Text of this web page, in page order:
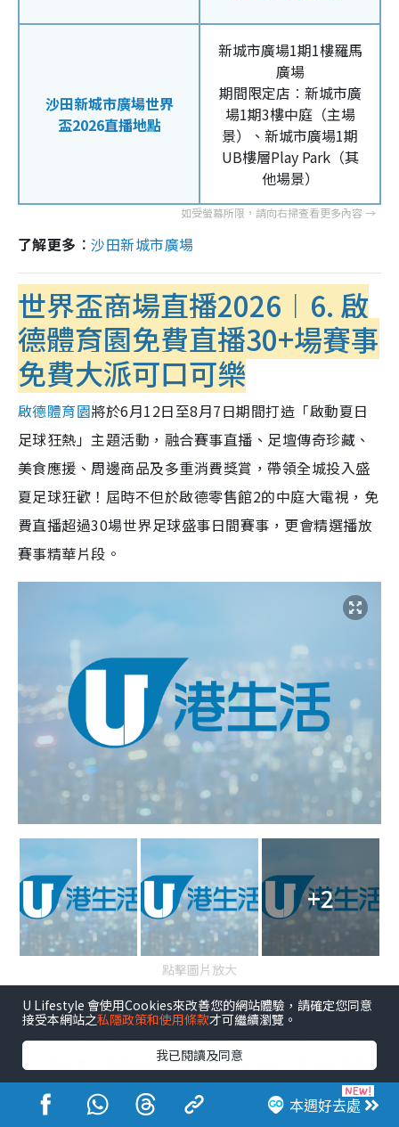
沙田新城市廣場世界
盃2026直播地點
新城市廣場1期1樓羅馬
廣場
期間限定店︰新城市廣
場1期3樓中庭（主場
景）、新城市廣場1期
UB樓層Play Park（其
他場景）
了解更多︰沙田新城市廣場
世界盃商場直播2026︱6. 啟
德體育園免費直播30+場賽事
免費大派可口可樂
啟德體育園將於6月12日至8月7日期間打造「啟動夏日
足球狂熱」主題活動，融合賽事直播、足壇傳奇珍藏、
美食應援、周邊商品及多重消費獎賞，帶領全城投入盛
夏足球狂歡！屆時不但於啟德零售館2的中庭大電視，免
費直播超過30場世界足球盛事日間賽事，更會精選播放
賽事精華片段。
+2
點擊圖片放大
此外，於6月12日至7月20日期間指定日子及時間，體育
園更聯乘可口可樂公司，免費派發可口可樂®等指定飲
品，讓大家一邊暢飲，一邊感受「現場級」的睇波震撼
感。
本週好去處
U Lifestyle 會使用Cookies來改善您的網站體驗，請確定您同意
接受本網站之私隱政策和使用條款才可繼續瀏覽。
我已閱讀及同意